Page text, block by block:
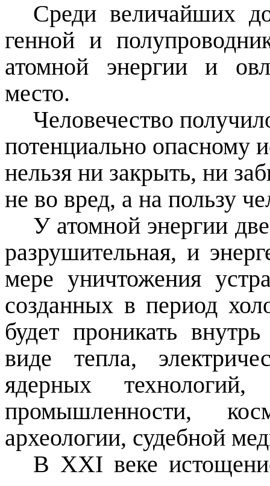
Среди величайших
генной и
атомной энергии и
место.
Человечество
потенциально опасному
нельзя ни закрыть, ни
не во вред, а на пользу
У атомной энергии
разрушительная, и
мере уничтожения
созданных в период
будет проникать
виде тепла,
ядерных
промышленности,
археологии, судебной
ВXXI веке